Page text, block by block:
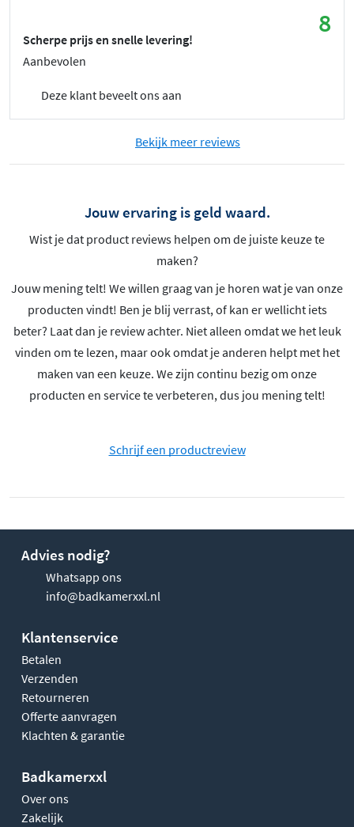
8
Scherpe prijs en snelle levering!
Aanbevolen
Deze klant beveelt ons aan
Bekijk meer reviews
Jouw ervaring is geld waard.
Wist je dat product reviews helpen om de juiste keuze te
maken?
Jouw mening telt! We willen graag van je horen wat je van onze
producten vindt! Ben je blij verrast, of kan er wellicht iets
beter? Laat dan je review achter. Niet alleen omdat we het leuk
vinden om te lezen, maar ook omdat je anderen helpt met het
maken van een keuze. We zijn continu bezig om onze
producten en service te verbeteren, dus jou mening telt!
Schrijf een productreview
Advies nodig?
Whatsapp ons
info@badkamerxxl.nl
Klantenservice
Betalen
Verzenden
Retourneren
Offerte aanvragen
Klachten & garantie
Badkamerxxl
Over ons
Zakelijk